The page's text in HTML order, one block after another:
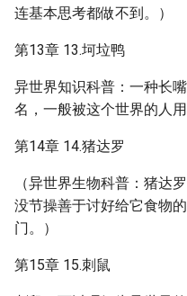
连基本思考都做不到。）
第13章 13.坷垃鸭
异世界知识科普：一种长
名，一般被这个世界的人
第14章 14.猪达罗
（异世界生物科普：猪达
没节操善于讨好给它食物
门。）
第15章 15.刺鼠